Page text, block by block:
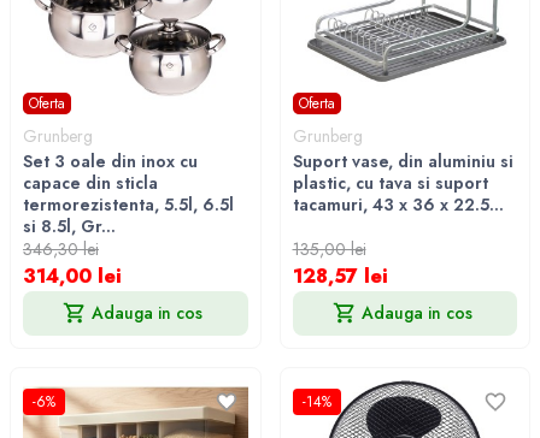
Oferta
Grunberg
Set 3 oale din inox cu
capace din sticla
termorezistenta, 5.5l, 6.5l
si 8.5l, Gr...
346,30 lei
314,00 lei
Adauga in cos
Oferta
Grunberg
Suport vase, din aluminiu si
plastic, cu tava si suport
tacamuri, 43 x 36 x 22.5...
135,00 lei
128,57 lei
Adauga in cos
-6% -14%